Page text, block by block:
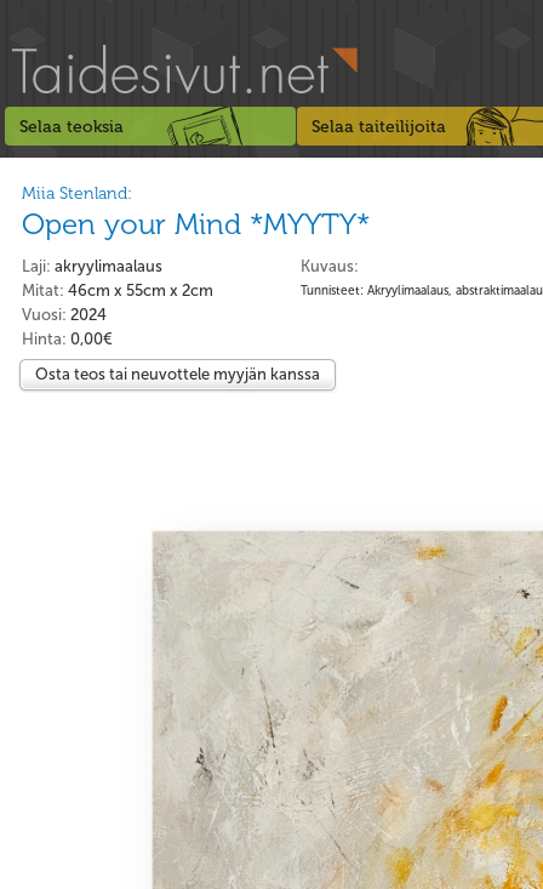
Selaa teoksia Selaa taiteilijoita
Miia Stenland:
Open your Mind *MYYTY*
Kuvaus:
Tunnisteet: Akryylimaalaus,
Laji: akryylimaalaus
Mitat: 46cm x 55cm x 2cm
Vuosi: 2024
Hinta: 0,00€
Osta teos tai neuvottele myyjän kanssa